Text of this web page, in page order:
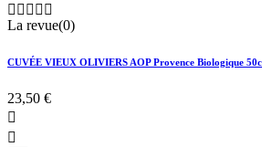
    
La revue(0)
CUVÉE VIEUX OLIVIERS AOP Provence Biologique
23,50 €

